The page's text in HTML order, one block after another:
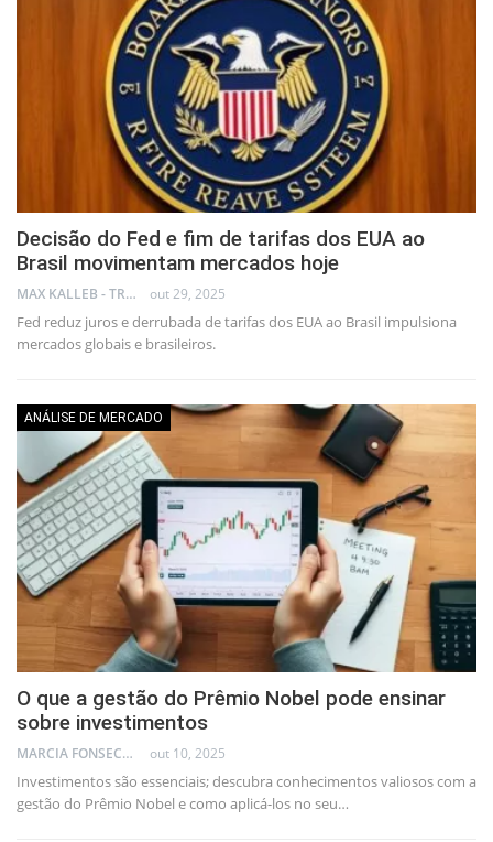
Decisão do Fed e fim de tarifas dos EUA ao
Brasil movimentam mercados hoje
MAX KALLEB - TRADER out 29, 2025
Fed reduz juros e derrubada de tarifas dos EUA ao Brasil impulsiona
mercados globais e brasileiros.
ANÁLISE DE MERCADO
O que a gestão do Prêmio Nobel pode ensinar
sobre investimentos
MARCIA FONSECA - FINANCIAL CONSULTANT out 10, 2025
Investimentos são essenciais; descubra conhecimentos valiosos com a
gestão do Prêmio Nobel e como aplicá-los no seu…